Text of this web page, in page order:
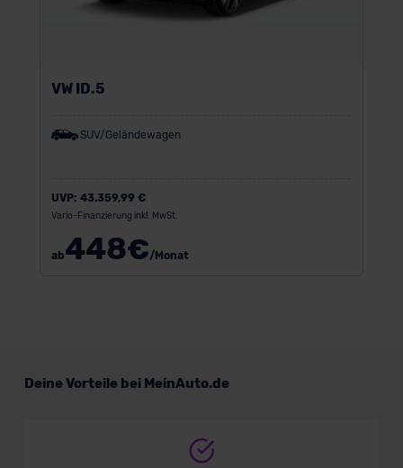
VW ID.5
SUV/Geländewagen
UVP: 43.359,99 €
Vario-Finanzierung inkl. MwSt.
ab448€/Monat
Deine Vorteile bei MeinAuto.de